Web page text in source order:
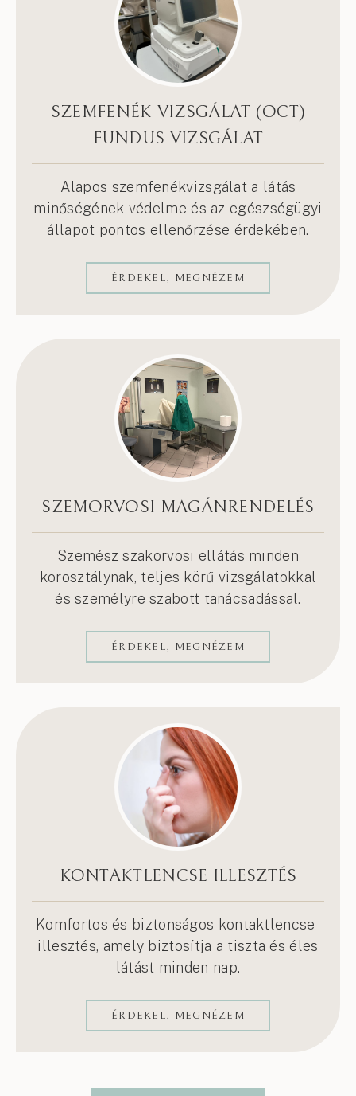
SZEMFENÉK VIZSGÁLAT (OCT)
FUNDUS VIZSGÁLAT
Alapos szemfenékvizsgálat a látás
minőségének védelme és az egészségügyi
állapot pontos ellenőrzése érdekében.
ÉRDEKEL, MEGNÉZEM
SZEMORVOSI MAGÁNRENDELÉS
Szemész szakorvosi ellátás minden
korosztálynak, teljes körű vizsgálatokkal
és személyre szabott tanácsadással.
ÉRDEKEL, MEGNÉZEM
KONTAKTLENCSE ILLESZTÉS
Komfortos és biztonságos kontaktlencse-
illesztés, amely biztosítja a tiszta és éles
látást minden nap.
ÉRDEKEL, MEGNÉZEM